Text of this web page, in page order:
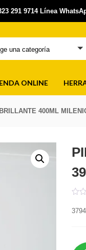
291 9714 Línea
una categoría
ONLINE
400ML
39